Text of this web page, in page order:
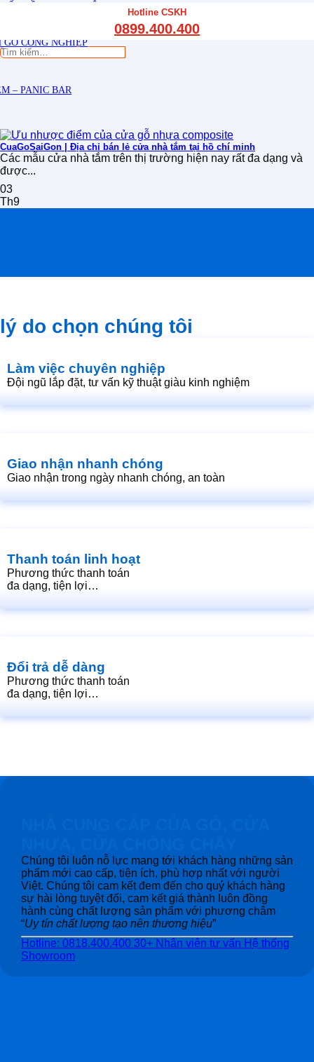
GỖ CÔNG NGHIỆP
– PANIC BAR
Hotline CSKH
0899.400.400
Tìm
CuaGoSaiGon | Địa chỉ bán lẻ cửa nhà tắm tại hồ chí minh
Các mẫu cửa nhà tắm trên thị trường hiện nay rất đa dạng và
được...
03
Th9
lý do chọn chúng tôi
Làm việc chuyên nghiệp
Đội ngũ lắp đặt, tư vấn kỹ thuật giàu kinh nghiệm
Giao nhận nhanh chóng
Giao nhận trong ngày nhanh chóng, an toàn
Thanh toán linh hoạt
Phương thức thanh toán
đa dạng, tiện lợi…
Đổi trả dễ dàng
Phương thức thanh toán
đa dạng, tiện lợi…
Chúng tôi luôn nỗ lực mang tới khách hàng những sản
phẩm mới cao cấp, tiện ích, phù hợp nhất với người
Việt. Chúng tôi cam kết đem đến cho quý khách hàng
sự hài lòng tuyệt đối, cam kết giá thành luôn đồng
hành cùng chất lượng sản phẩm với phương châm
“Uy tín chất lượng tạo nên thương hiệu”
Hotline: 0818.400.400 30+ Nhân viên tư vấn Hệ thống
Showroom